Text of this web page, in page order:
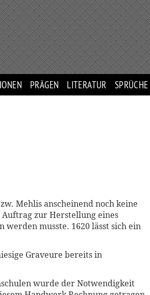
PRÄGEN LITERATUR SPRÜCHE
Mehlis anscheinend noch keine
Auftrag zur Herstellung eines
werden musste. 1620 lässt sich ein
Graveure bereits in
wurde der Notwendigkeit